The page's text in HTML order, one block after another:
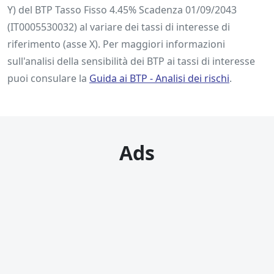
Y) del BTP Tasso Fisso 4.45% Scadenza 01/09/2043
(IT0005530032) al variare dei tassi di interesse di
riferimento (asse X). Per maggiori informazioni
sull'analisi della sensibilità dei BTP ai tassi di interesse
puoi consulare la Guida ai BTP ‐ Analisi dei rischi.
Ads